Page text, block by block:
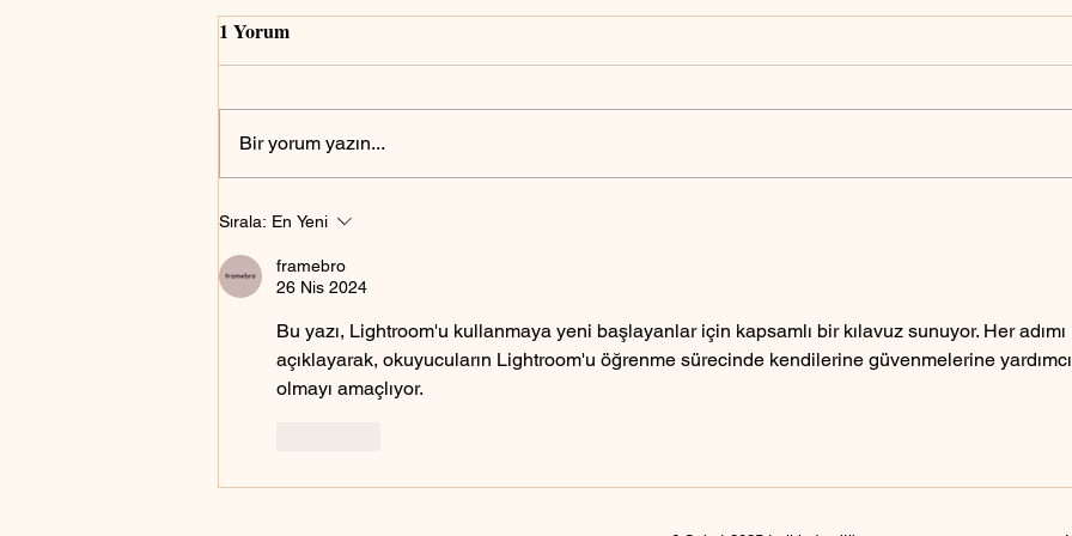
Lightroom'u Mac ve PC'de
kullanabilir miyim?
1 Yorum
Bir yorum yazın...
Sırala: En Yeni
framebro
26 Nis 2024
Bu yazı, Lightroom'u kullanmaya yeni başlayanlar için kapsamlı bir kılavuz sunuyor. Her adımı
açıklayarak, okuyucuların Lightroom'u öğrenme sürecinde kendilerine güvenmelerine yardımcı
olmayı amaçlıyor.